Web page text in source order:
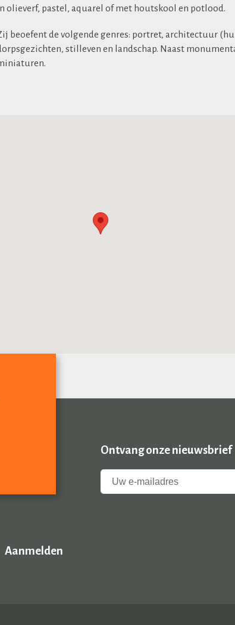
olieverf, pastel, aquarel of met houtskool en potlood.
beoefent de volgende genres: portret, architectuur
stilleven en landschap. Naast
Ontvang onze nieuwsbrief
Aanmelden